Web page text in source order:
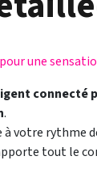
une
connecté
.
à votre rythme
tout le